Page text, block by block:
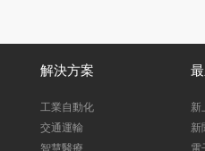
解決方案
工業自動化
交通運輸
智慧醫療
新
新
電